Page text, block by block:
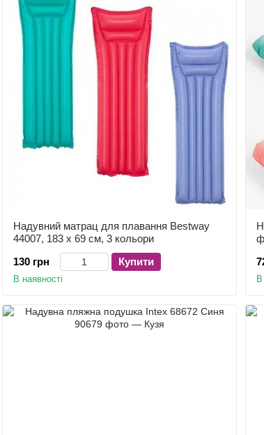
Надувний матрац для плавання Bestway
44007, 183 x 69 см, 3 кольори
130 грн
Купити
В наявності В